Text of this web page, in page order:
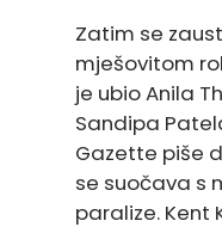
Zatim se
mješovitom
je ubio Anila
Sandipa
Gazette piše
se suočava s
paralize. Kent